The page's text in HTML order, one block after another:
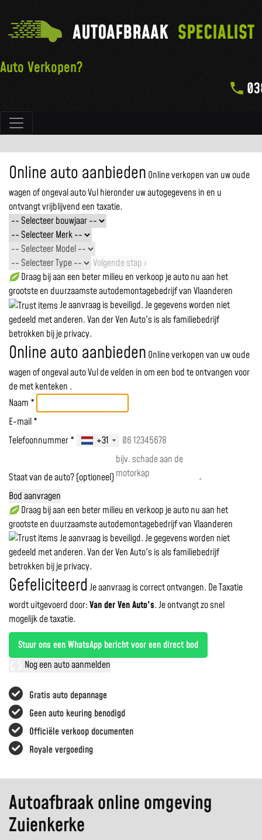
Hoofdnavigatie
AUTOAFBRAAK SPECIALIST
Auto Verkopen?
Gratis auto depannage
Geen auto keuring benodigd
Officiële verkoop documenten
Royale vergoeding
Online auto aanbieden Online verkopen van uw oude
wagen of ongeval autoVul hieronder uw autogegevens in en u
ontvangt vrijblijvend een taxatie.
Volgende stap ›
Draag bij aan een beter milieu en verkoop je auto nu aan het
grootste en duurzaamste autodemontagebedrijf van Vlaanderen
Je aanvraag is beveiligd. Je gegevens worden niet
gedeeld met anderen. Van der Ven Auto's is als familiebedrijf
betrokken bij je privacy.
Online auto aanbieden Online verkopen van uw oude
wagen of ongeval autoVul de velden in om een bod te ontvangen voor
demet kenteken .
Naam *
E-mail *
Telefoonnummer *
+31
Staat van de auto? (optioneel)
Bod aanvragen
Draag bij aan een beter milieu en verkoop je auto nu aan het
grootste en duurzaamste autodemontagebedrijf van Vlaanderen
Je aanvraag is beveiligd. Je gegevens worden niet
gedeeld met anderen. Van der Ven Auto's is als familiebedrijf
betrokken bij je privacy.
GefeliciteerdJe aanvraag is correct ontvangen. De Taxatie
wordt uitgevoerd door:Van der Ven Auto's.Je ontvangt zo snel
mogelijk de taxatie.
Stuur ons een WhatsApp bericht voor een direct bod
Nog een auto aanmelden
Autoafbraak online omgeving
Zuienkerke